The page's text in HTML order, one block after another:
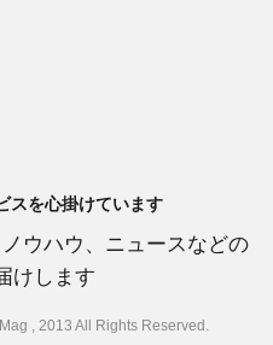
スを心掛けています
ウハウ、ニュースなどの
けします
, 2013 All Rights Reserved.